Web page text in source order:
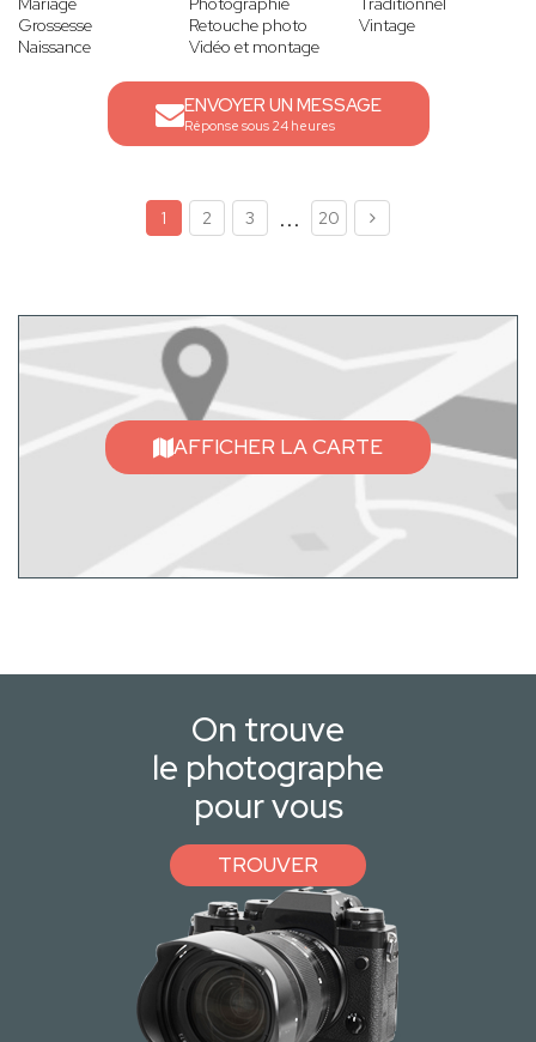
Grossesse
Naissance
Retouche photo
Vidéo et montage
Vintage
ENVOYER UN MESSAGE
Réponse sous 24 heures
1 2 3 ... 20
AFFICHER LA CARTE
On trouve
le photographe
pour vous
TROUVER